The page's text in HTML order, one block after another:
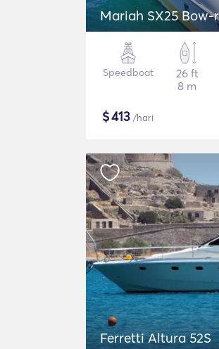
Mariah SX25 Bow-
Speedboat
26 ft
8 m
$413 /hari
Ferretti Altura 52S